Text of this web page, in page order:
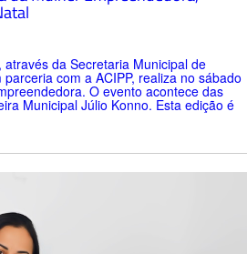
da Secretaria Municipal de
com a ACIPP, realiza no sábado
O evento acontece das
Municipal Júlio Konno. Esta edição é